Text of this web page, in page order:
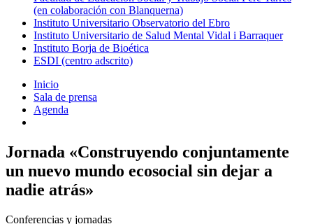
(en colaboración con Blanquerna)
Instituto Universitario Observatorio del Ebro
Instituto Universitario de Salud Mental Vidal i Barraquer
Instituto Borja de Bioética
ESDI (centro adscrito)
Inicio
Sala de prensa
Agenda
Jornada «Construyendo conjuntamente
un nuevo mundo ecosocial sin dejar a
nadie atrás»
Conferencias y jornadas